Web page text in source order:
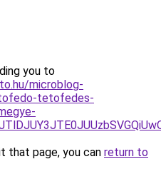
you to
microblog-
tetofedes-
that page, you can return to